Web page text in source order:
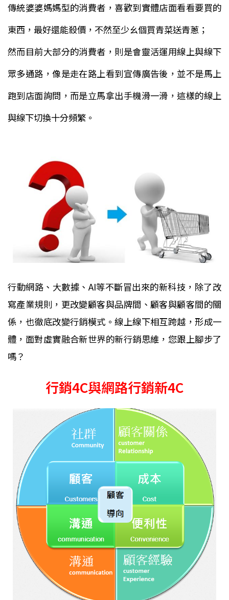
傳統婆婆媽媽型的消費者，喜歡到實體店面看看要買的
東西，最好還能殺價，不然至少ㄠ個買青菜送青蔥；
然而目前大部分的消費者，則是會靈活運用線上與線下
眾多通路，像是走在路上看到宣傳廣告後，並不是馬上
跑到店面詢問，而是立馬拿出手機滑一滑，這樣的線上
與線下切換十分頻繁。
行動網路、大數據、AI等不斷冒出來的新科技，除了改
寫產業規則，更改變顧客與品牌間、顧客與顧客間的關
係，也徹底改變行銷模式。線上線下相互跨越，形成一
體，面對虛實融合新世界的新行銷思維，您跟上腳步了
嗎？
行銷4C與網路行銷新4C